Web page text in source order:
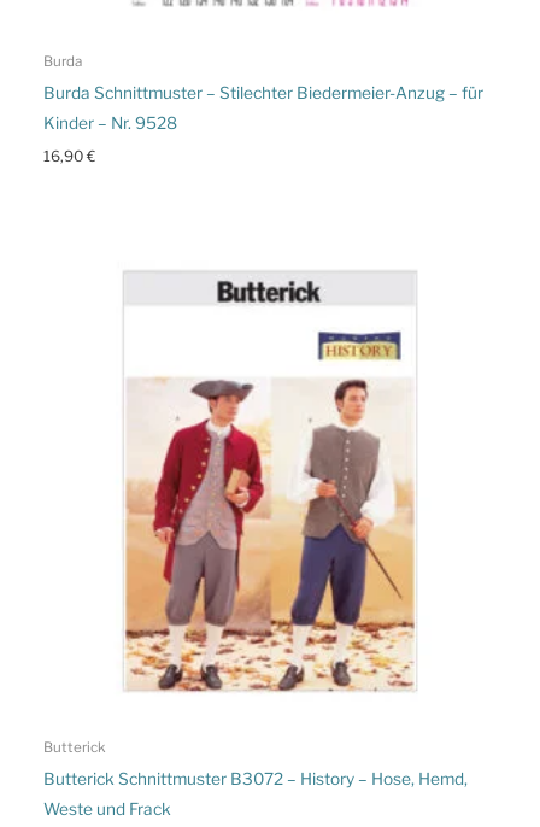
Burda
Burda Schnittmuster – Stilechter Biedermeier-Anzug – für
Kinder – Nr. 9528
16,90€
Butterick
Butterick Schnittmuster B3072 – History – Hose, Hemd,
Weste und Frack